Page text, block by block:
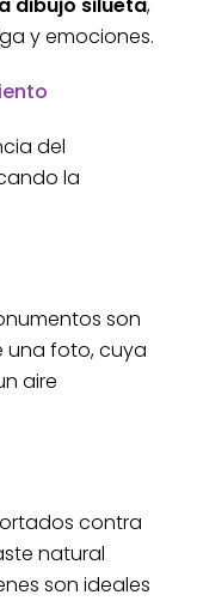
dibujo silueta,
y emociones.
del
la
son
una foto, cuya
aire
contra
natural
son ideales